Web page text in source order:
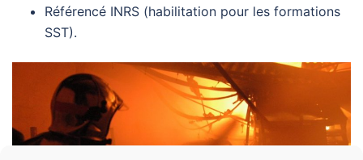
Référencé INRS (habilitation pour les formations
SST).